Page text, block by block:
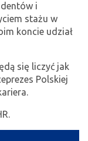
i
stażu w
koncie udział
się liczyć jak
Polskiej